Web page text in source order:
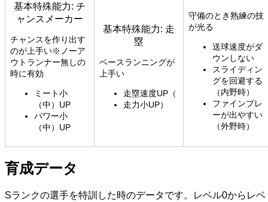
基本特殊能力: チ
ャンスメーカー
チャンスを作り出す
のが上手い※ノーア
ウトランナー無しの
時に有効
ミート小
（中）UP
パワー小
（中）UP
基本特殊能力: 走
塁
ベースランニングが
上手い
走塁速度UP（
走力小UP）
守備のとき熟練の技
が光る
送球速度がダ
ウンしない
スライディン
グを回避する
（内野時）
ファインプレ
ーが出やすい
（外野時）
育成データ
Sランクの選手を特訓した時のデータです。レベル0からレベ